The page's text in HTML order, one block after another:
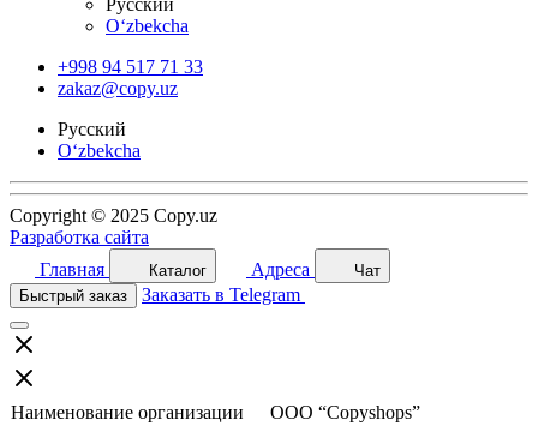
Русский
O‘zbekcha
+998 94 517 71 33
zakaz@copy.uz
Русский
O‘zbekcha
Copyright © 2025 Copy.uz
Разработка сайта
Главная
Каталог Адреса
Чат
Быстрый заказ
Заказать в Telegram
Наименование организации
ООО “Copyshops”